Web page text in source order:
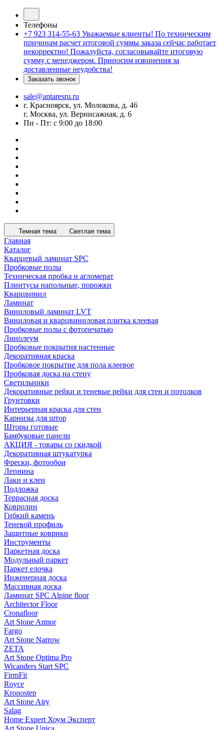
Телефоны
+7 923 314-55-63 Уважаемые клиенты! По техническим
причинам расчет итоговой суммы заказа сейчас работает
некорректно! Пожалуйста, согласовывайте итоговую
сумму с менеджером. Приносим извинения за
доставленные неудобства!
Заказать звонок
sale@antaresru.ru
г. Красноярск, ул. Молокова, д. 46
г. Москва, ул. Вернисажная, д. 6
Пн - Пт: с 9:00 до 18:00
Темная тема Светлая тема
Главная
Каталог
Кварцевый ламинат SPC
Пробковые полы
Техническая пробка и агломерат
Плинтусы напольные, порожки
Кварцвинил
Ламинат
Виниловый ламинат LVT
Виниловая и кварцвиниловая плитка клеевая
Пробковые полы с фотопечатью
Линолеум
Пробковые покрытия настенные
Декоративная краска
Пробковое покрытие для пола клеевое
Пробковая доска на стену
Светильники
Декоративные рейки и теневые рейки для стен и потолков
Грунтовки
Интерьерная краска для стен
Карнизы для штор
Шторы готовые
Бамбуковые панели
АКЦИЯ - товары со скидкой
Декоративная штукатурка
Фрески, фотообои
Лепнина
Лаки и клеи
Подложка
Террасная доска
Ковролин
Гибкий камень
Теневой профиль
Защитные коврики
Инструменты
Паркетная доска
Модульный паркет
Паркет елочка
Инженерная доска
Массивная доска
Ламинат SPC Alpine floor
Architector Floor
Cronafloor
Art Stone Armor
Fargo
Art Stone Narrow
ZETA
Art Stone Optima Pro
Wicanders Start SPC
FirmFit
Royce
Kronostep
Art Stone Airy
Salag
Home Expert Хоум Эксперт
Art Stone Unica